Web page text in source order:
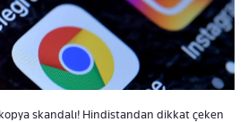
kopya skandalı! Hindistandan dikkat çeken